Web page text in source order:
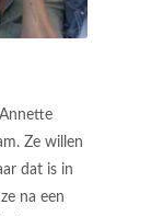
Ze willen
dat is in
na een